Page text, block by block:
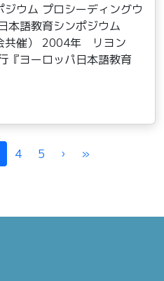
ウム プロシーディングウ
語教育シンポジウム
共催） 2004年 リヨン
『ヨーロッパ日本語教育
4 5 › »